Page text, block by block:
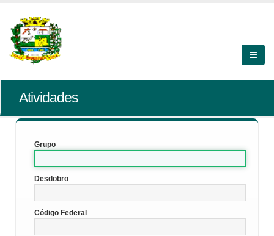
Atividades
Grupo
Desdobro
Código Federal